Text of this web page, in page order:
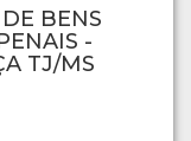
BENS
-
TJ/MS